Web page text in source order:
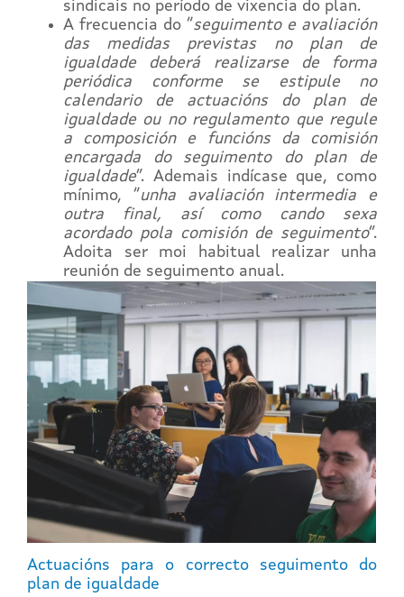
sindicais no período de vixencia do plan.
A frecuencia do “seguimento e avaliación
das medidas previstas no plan de
igualdade deberá realizarse de forma
periódica conforme se estipule no
calendario de actuacións do plan de
igualdade ou no regulamento que regule
a composición e funcións da comisión
encargada do seguimento do plan de
igualdade”. Ademais indícase que, como
mínimo, “unha avaliación intermedia e
outra final, así como cando sexa
acordado pola comisión de seguimento”.
Adoita ser moi habitual realizar unha
reunión de seguimento anual.
Actuacións para o correcto seguimento do
plan de igualdade